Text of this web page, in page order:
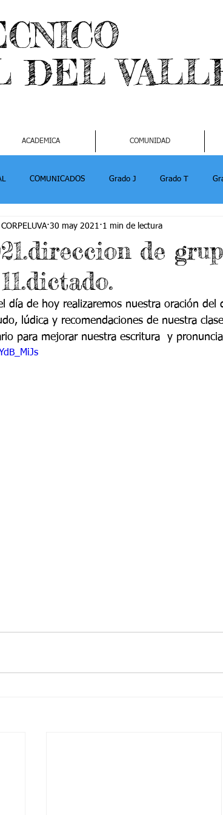
DEL
ACADEMICA COMUNIDAD
COMUNICADOS Grado J Grado T
1 Grado 4-2 Grado 5 -1 Grado 5 -2
Grado 7 -1 Grado 7 -2
10 -1 Grado 10 -2 Grado 11
de
30 may 2021 1 min de lectura
día de hoy realizaremos nuestra oración del
lúdica y recomendaciones de nuestra
para mejorar nuestra escritura  y